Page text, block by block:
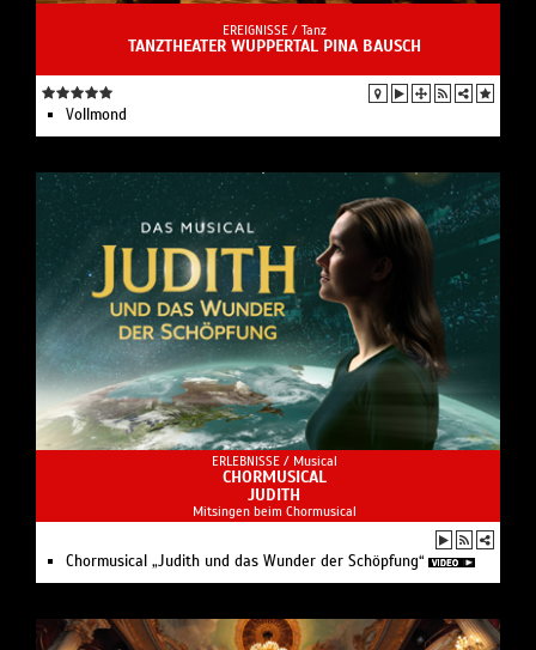
EREIGNISSE / Tanz
TANZTHEATER WUPPERTAL PINA BAUSCH
Vollmond
ERLEBNISSE / Musical
CHORMUSICAL
JUDITH
Mitsingen beim Chormusical
Chormusical „Judith und das Wunder der Schöpfung“